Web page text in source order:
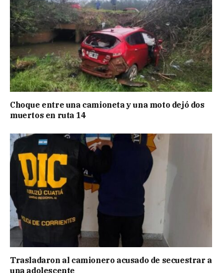
Choque entre una camioneta y una moto dejó dos
muertos en ruta 14
Trasladaron al camionero acusado de secuestrar a
una adolescente